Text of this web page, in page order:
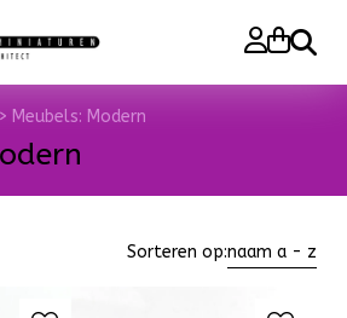
Zoeken
> Meubels: Modern
Sorteren op:naam a - z